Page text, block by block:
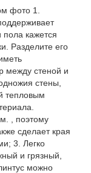
фото 1.
пола кажется
Разделите его
между стеной и
стены,
тепловым
, поэтому
сделает края
3. Легко
и грязный,
можно